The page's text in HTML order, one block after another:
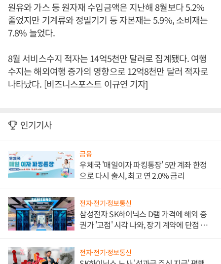
원유와 가스 등 원자재 수입금액은 지난해 8월보다 5.2%
줄었지만 기계류와 정밀기기 등 자본재는 5.9%, 소비재는
7.8% 늘었다.
8월 서비스수지 적자는 14억5천만 달러로 집계됐다. 여행
수지는 해외여행 증가의 영향으로 12억8천만 달러 적자로
나타났다. [비즈니스포스트 이규연 기자]
인기기사
금융
우체국 '매일이자 파킹통장' 5만 계좌 한정
으로 다시 출시, 최고 연 2.0% 금리
전자·전기·정보통신
삼성전자 SK하이닉스 D램 가격에 해외 증
권가 '고점' 시각 나와, 장기 계약에 단점 부
전자·전기·정보통신